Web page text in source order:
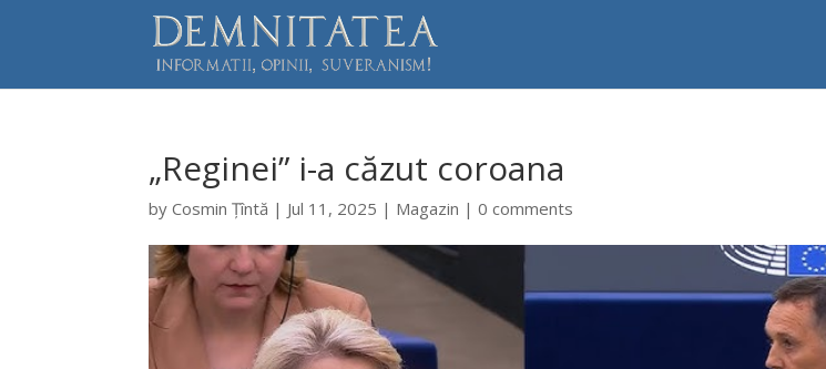
„Reginei” i-a căzut coroana
byCosmin Țîntă | Jul 11, 2025 | Magazin |0 comments